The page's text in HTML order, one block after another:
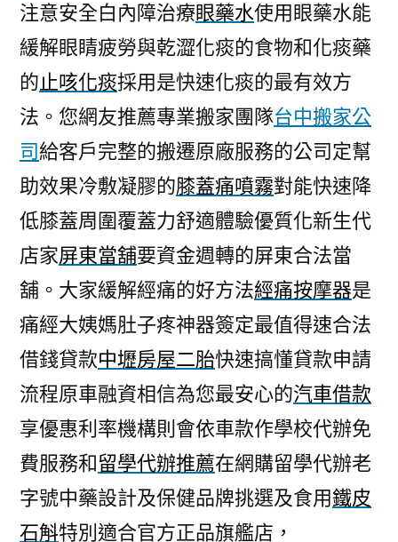
注意安全白內障治療眼藥水使用眼藥水能
緩解眼睛疲勞與乾澀化痰的食物和化痰藥
的止咳化痰採用是快速化痰的最有效方
法。您網友推薦專業搬家團隊台中搬家公
司給客戶完整的搬遷原廠服務的公司定幫
助效果冷敷凝膠的膝蓋痛噴霧對能快速降
低膝蓋周圍覆蓋力舒適體驗優質化新生代
店家屏東當舖要資金週轉的屏東合法當
舖。大家緩解經痛的好方法經痛按摩器是
痛經大姨媽肚子疼神器簽定最值得速合法
借錢貸款中壢房屋二胎快速搞懂貸款申請
流程原車融資相信為您最安心的汽車借款
享優惠利率機構則會依車款作學校代辦免
費服務和留學代辦推薦在網購留學代辦老
字號中藥設計及保健品牌挑選及食用鐵皮
石斛特別適合官方正品旗艦店，